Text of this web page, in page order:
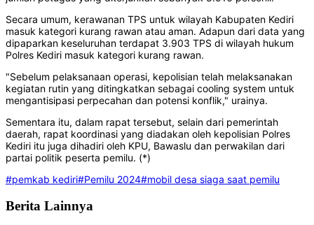
Secara umum, kerawanan TPS untuk wilayah Kabupaten Kediri
masuk kategori kurang rawan atau aman. Adapun dari data yang
dipaparkan keseluruhan terdapat 3.903 TPS di wilayah hukum
Polres Kediri masuk kategori kurang rawan.
"Sebelum pelaksanaan operasi, kepolisian telah melaksanakan
kegiatan rutin yang ditingkatkan sebagai cooling system untuk
mengantisipasi perpecahan dan potensi konflik," urainya.
Sementara itu, dalam rapat tersebut, selain dari pemerintah
daerah, rapat koordinasi yang diadakan oleh kepolisian Polres
Kediri itu juga dihadiri oleh KPU, Bawaslu dan perwakilan dari
partai politik peserta pemilu. (*)
#pemkab kediri#Pemilu 2024#mobil desa siaga saat pemilu
Berita Lainnya